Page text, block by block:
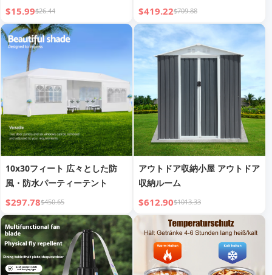
$15.99$26.44
1500pro
$419.22$709.88
10x30フィート 広々とした防
風・防水パーティーテント
$297.78$450.65
アウトドア収納小屋 アウトドア
収納ルーム
$612.90$1013.33